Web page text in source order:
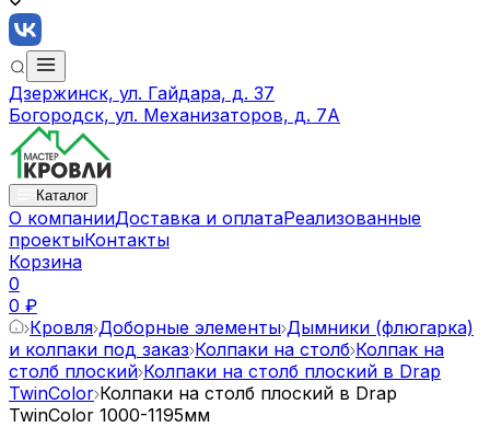
Дзержинск, ул. Гайдара, д. 37
Богородск, ул. Механизаторов, д. 7А
Каталог
О компанииДоставка и оплатаРеализованные
проектыКонтакты
Корзина
0
0 ₽
Кровля Доборные элементы Дымники (флюгарка)
и колпаки под заказ Колпаки на столб Колпак на
столб плоский Колпаки на столб плоский в Drap
TwinColor Колпаки на столб плоский в Drap
TwinColor 1000-1195мм